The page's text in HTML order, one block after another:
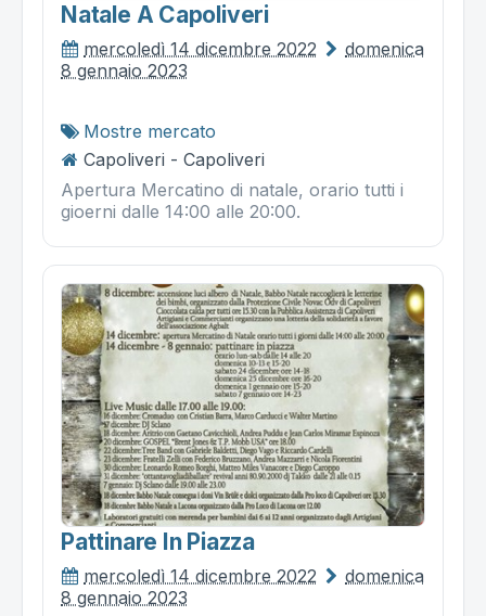
Natale A Capoliveri
mercoledì 14 dicembre 2022
domenica
8 gennaio 2023
Mostre mercato
Capoliveri - Capoliveri
Apertura Mercatino di natale, orario tutti i
gioerni dalle 14:00 alle 20:00.
Pattinare In Piazza
mercoledì 14 dicembre 2022
domenica
8 gennaio 2023